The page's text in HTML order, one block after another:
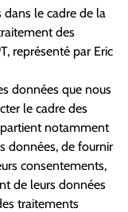
le cadre de la
des
représenté par Eric
données que nous
le cadre des
notamment
données, de fournir
consentements,
de leurs données
traitements